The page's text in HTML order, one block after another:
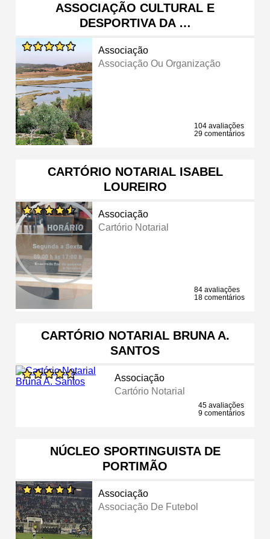
ASSOCIAÇÃO CULTURAL E
DESPORTIVA DA …
Associação
Associação Ou Organização
104 avaliações
29 comentários
CARTÓRIO NOTARIAL ISABEL
LOUREIRO
Associação
Cartório Notarial
84 avaliações
18 comentários
CARTÓRIO NOTARIAL BRUNA A.
SANTOS
Associação
Cartório Notarial
45 avaliações
9 comentários
NÚCLEO SPORTINGUISTA DE
PORTIMÃO
Associação
Associação De Futebol